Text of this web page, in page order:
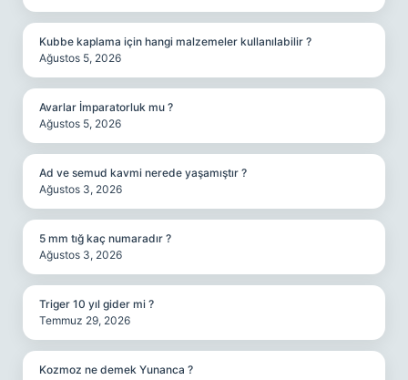
Kubbe kaplama için hangi malzemeler kullanılabilir ?
Ağustos 5, 2026
Avarlar İmparatorluk mu ?
Ağustos 5, 2026
Ad ve semud kavmi nerede yaşamıştır ?
Ağustos 3, 2026
5 mm tığ kaç numaradır ?
Ağustos 3, 2026
Triger 10 yıl gider mi ?
Temmuz 29, 2026
Kozmoz ne demek Yunanca ?